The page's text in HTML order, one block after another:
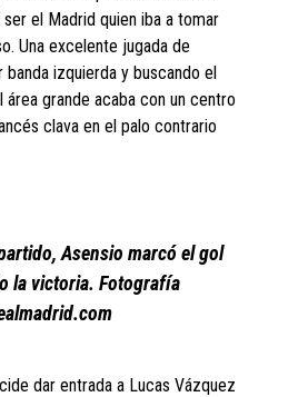
el Madrid quien iba a tomar
Una excelente jugada de
banda izquierda y buscando el
grande acaba con un centro
clava en el palo contrario
Asensio marcó el gol
la victoria. Fotografía
dar entrada a Lucas Vázquez